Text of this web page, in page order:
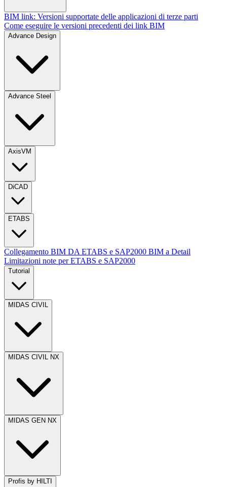
BIM link: Versioni supportate delle applicazioni di terze parti
Come eseguire le versioni precedenti dei link BIM
Advance Design
Advance Steel
AxisVM
DiCAD
ETABS
Collegamento BIM DA ETABS e SAP2000 BIM a Detail
Limitazioni note per ETABS e SAP2000
Tutorial
MIDAS CIVIL
MIDAS CIVIL NX
MIDAS GEN NX
Profis by HILTI